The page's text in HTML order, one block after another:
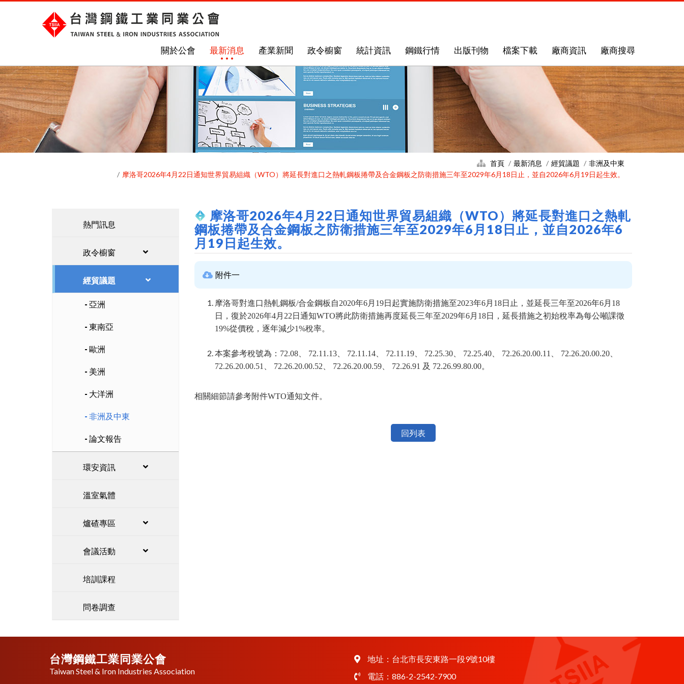
關於公會 最新消息 產業新聞 政令櫥窗 統計資訊 鋼鐵行情 出版刊物 檔案下載 廠商資訊 廠商搜尋
首頁 最新消息 經貿議題
非洲及中東
摩洛哥2026年4月22日通知世界貿易組織（WTO）將延長對進口之熱軋鋼板捲帶及合金鋼板之防衛措施三年至2029年6月18日止，並自2026年6月19日起生效。
熱門訊息
政令櫥窗
經貿議題
亞洲
東南亞
歐洲
美洲
大洋洲
非洲及中東
論文報告
環安資訊
溫室氣體
爐碴專區
會議活動
培訓課程
問卷調查
摩洛哥2026年4月22日通知世界貿易組織（WTO）將延長對進口之熱軋
鋼板捲帶及合金鋼板之防衛措施三年至2029年6月18日止，並自2026年6
月19日起生效。
附件一
摩洛哥對進口熱軋鋼板/合金鋼板自2020年6月19日起實施防衛措施至2023年6月18日止，並延長三年至2026年6月18
日，復於2026年4月22日通知WTO將此防衛措施再度延長三年至2029年6月18日，延長措施之初始稅率為每公噸課徵
19%從價稅，逐年減少1%稅率。
本案參考稅號為：72.08、 72.11.13、 72.11.14、 72.11.19、 72.25.30、 72.25.40、 72.26.20.00.11、 72.26.20.00.20、
72.26.20.00.51、 72.26.20.00.52、 72.26.20.00.59、 72.26.91 及 72.26.99.80.00。
相關細節請參考附件WTO通知文件。
回列表
台灣鋼鐵工業同業公會
Taiwan Steel & Iron Industries Association
地址： 台北市長安東路一段9號10樓
電話： 886-2-2542-7900